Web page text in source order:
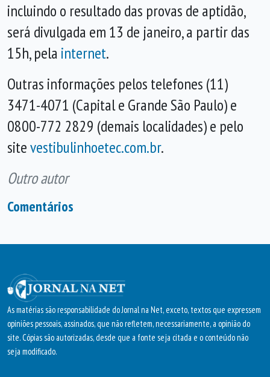
incluindo o resultado das provas de aptidão,
será divulgada em 13 de janeiro, a partir das
15h, pela internet.
Outras informações pelos telefones (11)
3471-4071 (Capital e Grande São Paulo) e
0800-772 2829 (demais localidades) e pelo
sitevestibulinhoetec.com.br.
Outro autor
Comentários
As matérias são responsabilidade do Jornal na Net, exceto, textos que expressem
opiniões pessoais, assinados, que não refletem, necessariamente, a opinião do
site. Cópias são autorizadas, desde que a fonte seja citada e o conteúdo não
seja modificado.